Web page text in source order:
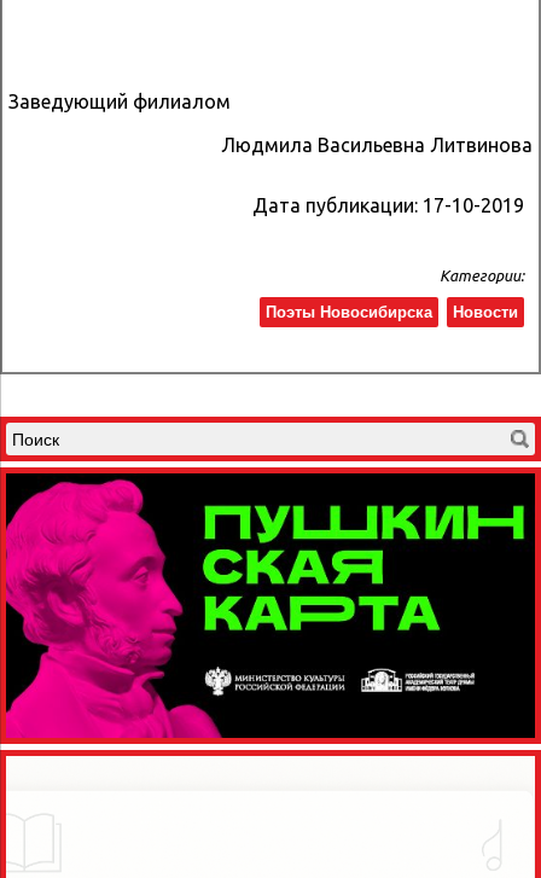
Заведующий филиалом
Людмила Васильевна Литвинова
Дата публикации: 17-10-2019
Категории:
Новости
Поэты Новосибирска